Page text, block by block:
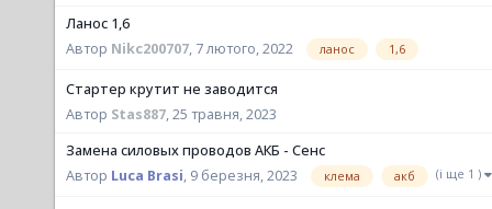
Ланос 1,6
Автор Nikc200707, 7 лютого, 2022 ланос 1,6
Стартер крутит не заводится
Автор Stas887,25 травня, 2023
Замена силовых проводов АКБ - Сенс
Автор Luca Brasi, 9 березня, 2023 клема акб (і ще 1 )